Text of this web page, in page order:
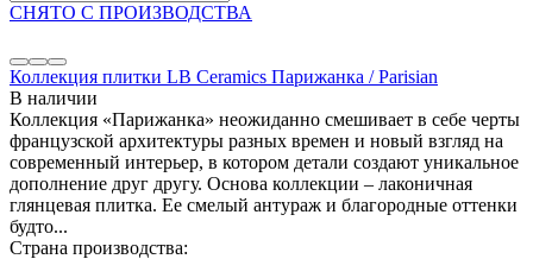
СНЯТО С ПРОИЗВОДСТВА
Коллекция плитки LB Ceramics Парижанка / Parisian
В наличии
Коллекция «Парижанка» неожиданно смешивает в себе черты
французской архитектуры разных времен и новый взгляд на
современный интерьер, в котором детали создают уникальное
дополнение друг другу. Основа коллекции – лаконичная
глянцевая плитка. Ее смелый антураж и благородные оттенки
будто...
Страна производства: